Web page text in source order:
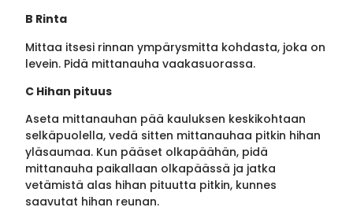
B Rinta
Mittaa itsesi rinnan ympärysmitta kohdasta, joka on
levein. Pidä mittanauha vaakasuorassa.
C Hihan pituus
Aseta mittanauhan pää kauluksen keskikohtaan
selkäpuolella, vedä sitten mittanauhaa pitkin hihan
yläsaumaa. Kun pääset olkapäähän, pidä
mittanauha paikallaan olkapäässä ja jatka
vetämistä alas hihan pituutta pitkin, kunnes
saavutat hihan reunan.